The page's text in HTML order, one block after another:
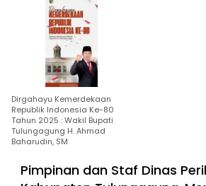
Dirgahayu Kemerdekaan
Republik Indonesia Ke-80
Tahun 2025 : Wakil Bupati
Tulungagung H. Ahmad
Baharudin, SM
Pimpinan dan Staf Dinas